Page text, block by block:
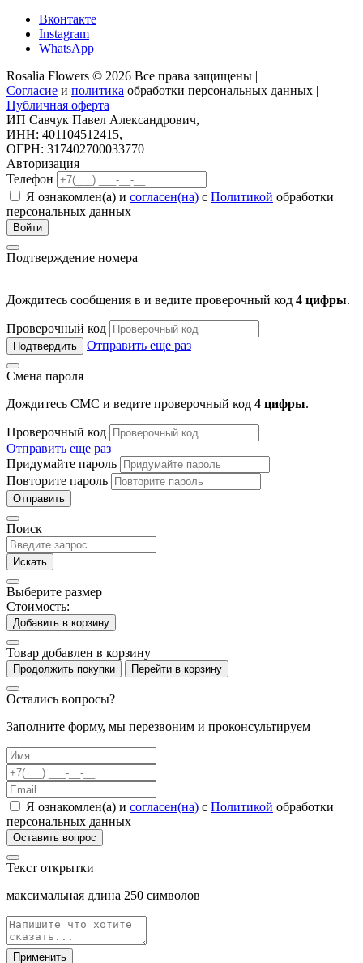
Вконтакте
Instagram
WhatsApp
Rosalia Flowers © 2026 Все права защищены |
Согласие и политика обработки персональных данных |
Публичная оферта
ИП Савчук Павел Александрович,
ИНН: 401104512415,
ОГРН: 317402700033770
Авторизация
Телефон
Я ознакомлен(а) и согласен(на) с Политикой обработки
персональных данных
Войти
Подтверждение номера
Дождитесь сообщения в и ведите проверочный код 4 цифры.
Проверочный код
Подтвердить Отправить еще раз
Смена пароля
Дождитесь СМС и ведите проверочный код 4 цифры.
Проверочный код
Отправить еще раз
Придумайте пароль
Повторите пароль
Отправить
Поиск
Искать
Выберите размер
Стоимость:
Добавить в корзину
Товар добавлен в корзину
Продолжить покупки Перейти в корзину
Остались вопросы?
Заполните форму, мы перезвоним и проконсультируем
Я ознакомлен(а) и согласен(на) с Политикой обработки
персональных данных
Оставить вопрос
Текст открытки
максимальная длина 250 символов
Применить